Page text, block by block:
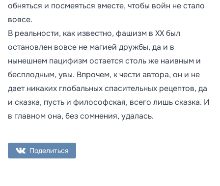
обняться и посмеяться вместе, чтобы войн не стало
вовсе.
В реальности, как известно, фашизм в ХХ был
остановлен вовсе не магией дружбы, да и в
нынешнем пацифизм остается столь же наивным и
бесплодным, увы. Впрочем, к чести автора, он и не
дает никаких глобальных спасительных рецептов, да
и сказка, пусть и философская, всего лишь сказка. И
в главном она, без сомнения, удалась.
Поделиться